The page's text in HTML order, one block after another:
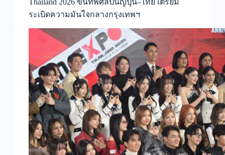
Thailand 2026 ขนทัพศิลปินญี่ปุ่น–ไทย เตรียม
ระเบิดความมันใจกลางกรุงเทพฯ